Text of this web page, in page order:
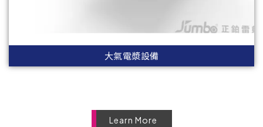
大氣電漿設備
Learn More